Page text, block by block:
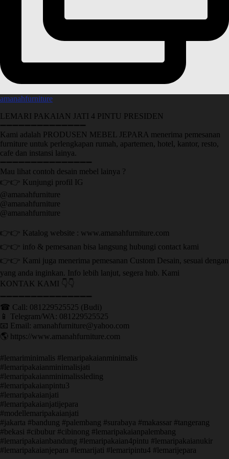
amanahfurniture
LEMARI PAKAIAN JATI 4 PINTU PRESIDEN
➖➖➖➖➖➖➖➖➖➖➖➖➖➖
Kami adalah PRODUSEN MEBEL JEPARA menerima pemesanan
furniture untuk perlengkapan rumah, apartemen, hotel, kantor, resto,
cafe dan instansi lainya.
➖➖➖➖➖➖➖➖➖➖➖➖➖➖➖
Mau lihat contoh desain mebel lainya ?
👉👉 Kunjungi profil IG
@amanahfurniture
@amanahfurniture
@amanahfurniture
👉👉 Katalog website : www.amanahfurniture.com
👉👉 info & pemesanan bisa langsung hubungi contact kami
👉👉 Kami juga menerima pemesanan Custom Desain, sesuai dengan
yang anda inginkan. Info lebih lanjut, segera hub. Kami
KONTAK KAMI 👇👇
➖➖➖➖➖➖➖➖➖➖➖➖➖➖➖ ㅤ
☎ Call: 081229525525 (Budi)
📱 Telegram/WA: 081229525525
📧 Email: amanahfurniture@yahoo.com
🌎 https://www.amanahfurniture.com
#lemariminimalis #lemaripakaianminimalis
#lemaripakaianminimalisjati
#lemaripakaianminimalissleding
#lemaripakaianpintu3
#lemaripakaianjati
#lemaripakaianjatijepara
#modellemaripakaianjati
#jakarta #bandung #palembang #surabaya #makassar #tangerang
#bekasi #cibubur #cibinong #lemaripakaianpalembang
#lemaripakaianbandung #lemaripakaian4pintu #lemaripakaianukir
#lemaripakaianjepara #lemarijati #lemaripintu4 #lemarijepara